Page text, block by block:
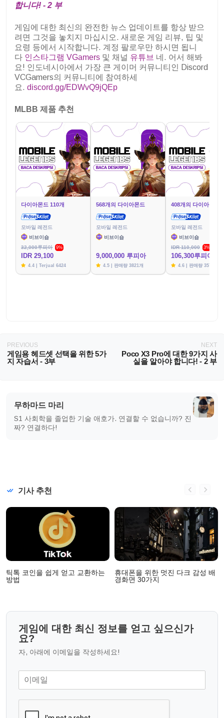
합니다! - 2 부
게임에 대한 최신의 완전한 뉴스 업데이트를 항상 받으
려면 그것을 놓치지 마십시오. 새로운 게임 리뷰, 팁 및
요령 등에서 시작합니다. 계정 팔로우만 하시면 됩니
다 인스타그램 VGamers 및 채널 유튜브 네. 어서 해봐
요! 인도네시아에서 가장 큰 게이머 커뮤니티인 Discord
VCGamers의 커뮤니티에 참여하세
요. discord.gg/EDWvQ9jQEp
MLBB 제품 추천
다이아몬드 110개
모바일 레전드
비브이숍
32,000루피아
9%
IDR 29,100
4.4 | Terjual 6424
568개의 다이아몬드
모바일 레전드
비브이숍
9,000,000 루피아
4.5 | 판매량 3821개
408개의 다이아몬드
모바일 레전드
비브이숍
IDR 110,000
3%
106,300루피아
4.6 | 판매량 3576개
PREVIOUS
게임용 헤드셋 선택을 위한 5가
지 자습서 - 3부
NEXT
Poco X3 Pro에 대한 9가지 사
실을 알아야 합니다! - 2 부
무하마드 마리
S1 사회학을 졸업한 기술 애호가. 연결할 수 없습니까? 진
짜? 연결하다!
기사 추천
틱톡 코인을 쉽게 얻고 교환하는
방법
휴대폰을 위한 멋진 다크 감성 배
경화면 30가지
게임에 대한 최신 정보를 얻고 싶으신가
요?
자, 아래에 이메일을 작성하세요!